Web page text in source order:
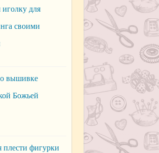
иголку для
своими
вышивке
Божьей
плести фигурки